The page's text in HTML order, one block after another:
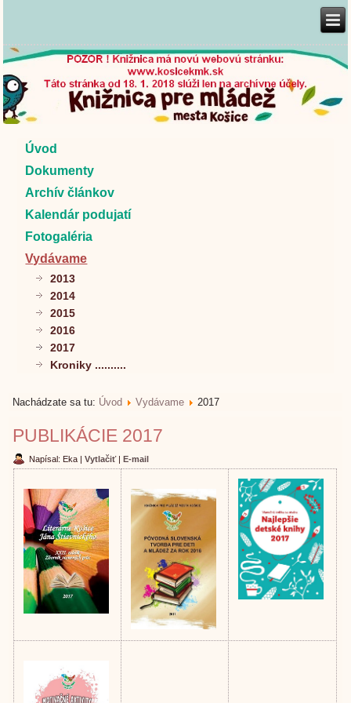
Úvod
Dokumenty
Archív článkov
Kalendár podujatí
Fotogaléria
Vydávame
2013
2014
2015
2016
2017
Kroniky ..........
Nachádzate sa tu: Úvod Vydávame 2017
PUBLIKÁCIE 2017
Napísal: Eka |Vytlačiť |E-mail